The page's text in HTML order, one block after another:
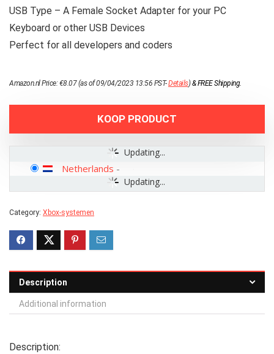
USB Type – A Female Socket Adapter for your PC
Keyboard or other USB Devices
Perfect for all developers and coders
Amazon.nl Price:€8.07(as of 09/04/2023 13:56 PST-Details)&FREE Shipping.
KOOP PRODUCT
Updating...
Updating...
Netherlands -
Category: Xbox-systemen
Description
Additional information
Description: